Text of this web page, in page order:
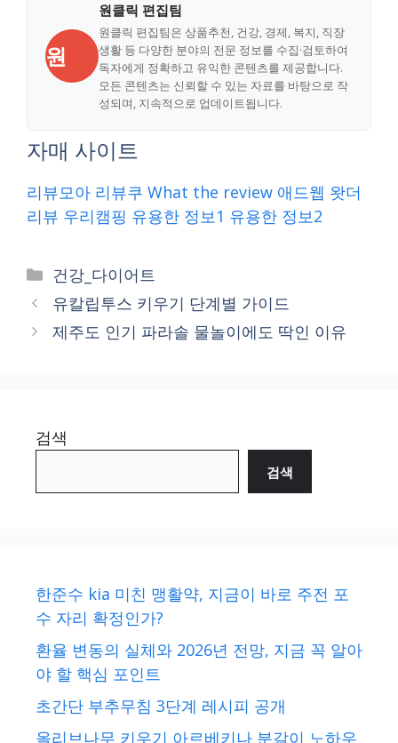
원
원클릭 편집팀
원클릭 편집팀은 상품추천, 건강, 경제, 복지, 직장
생활 등 다양한 분야의 전문 정보를 수집·검토하여
독자에게 정확하고 유익한 콘텐츠를 제공합니다.
모든 콘텐츠는 신뢰할 수 있는 자료를 바탕으로 작
성되며, 지속적으로 업데이트됩니다.
자매 사이트
리뷰모아 리뷰쿠 What the review 애드웹 왓더
리뷰 우리캠핑 유용한 정보1 유용한 정보2
Categories
건강_다이어트
유칼립투스 키우기 단계별 가이드
제주도 인기 파라솔 물놀이에도 딱인 이유
검색
검색
한준수 kia 미친 맹활약, 지금이 바로 주전 포
수 자리 확정인가?
환율 변동의 실체와 2026년 전망, 지금 꼭 알아
야 할 핵심 포인트
초간단 부추무침 3단계 레시피 공개
올리브나무 키우기 아르베키나 분갈이 노하우